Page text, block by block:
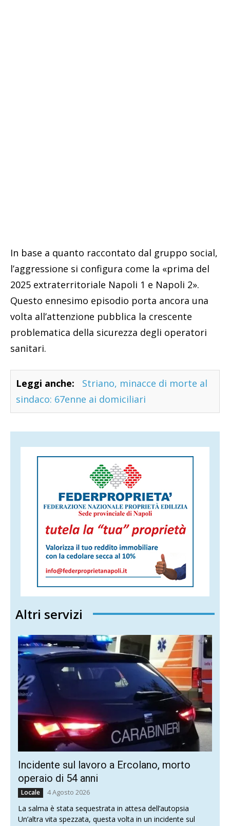
In base a quanto raccontato dal gruppo social,
l’aggressione si configura come la «prima del
2025 extraterritoriale Napoli 1 e Napoli 2».
Questo ennesimo episodio porta ancora una
volta all’attenzione pubblica la crescente
problematica della sicurezza degli operatori
sanitari.
Leggi anche:
Striano, minacce di morte al
sindaco: 67enne ai domiciliari
Altri servizi
Incidente sul lavoro a Ercolano, morto
operaio di 54 anni
Locale 4 Agosto 2026
La salma è stata sequestrata in attesa dell’autopsia
Un’altra vita spezzata, questa volta in un incidente sul